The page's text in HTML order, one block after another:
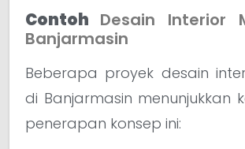
Contoh Desain Interior
Banjarmasin
Beberapa proyek desain
di Banjarmasin menunjukkan
penerapan konsep ini: